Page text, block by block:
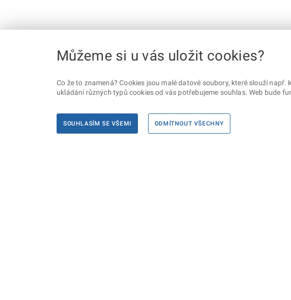
Můžeme si u vás uložit cookies?
Co že to znamená? Cookies jsou malé datové soubory, které slouží
ukládání různých typů cookies od vás potřebujeme souhlas. Web bude
SOUHLASÍM SE VŠEMI ODMÍTNOUT VŠECHNY